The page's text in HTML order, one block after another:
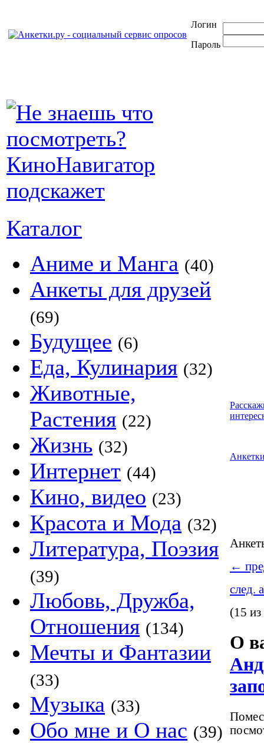
Логин
Пароль
Каталог
Аниме и Манга (40)
Анкеты для друзей
(69)
Будущее (6)
Еда, Кулинария (32)
Животные,
Растения (22)
Жизнь (32)
Интернет (44)
Кино, видео (23)
Красота и Мода (32)
Литература, Поэзия
(39)
Любовь, Дружба,
Отношения (134)
Мечты и Фантазии
(33)
Музыка (33)
Обо мне и О нас (39)
←
след.
(15
О